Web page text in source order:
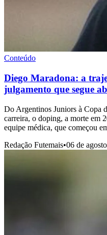
Conteúdo
Diego Maradona: a
julgamento que segue
Do Argentinos Juniors à Copa
carreira, o doping, a morte em
equipe médica, que começou
Redação Futemais•06 de